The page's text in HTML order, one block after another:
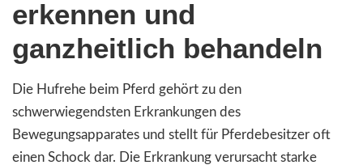
erkennen und
ganzheitlich behandeln
Die Hufrehe beim Pferd gehört zu den
schwerwiegendsten Erkrankungen des
Bewegungsapparates und stellt für Pferdebesitzer oft
einen Schock dar. Die Erkrankung verursacht starke